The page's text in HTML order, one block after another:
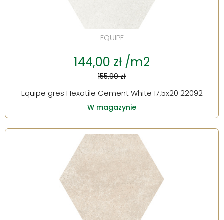
EQUIPE
144,00 zł /m2
155,90 zł
Equipe gres Hexatile Cement White 17,5x20 22092
W magazynie